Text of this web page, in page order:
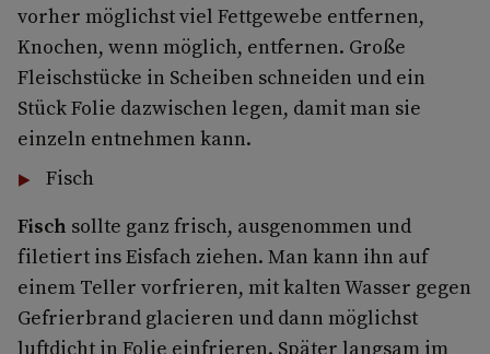
vorher möglichst viel Fettgewebe entfernen,
Knochen, wenn möglich, entfernen. Große
Fleischstücke in Scheiben schneiden und ein
Stück Folie dazwischen legen, damit man sie
einzeln entnehmen kann.
Fisch
Fisch sollte ganz frisch, ausgenommen und
filetiert ins Eisfach ziehen. Man kann ihn auf
einem Teller vorfrieren, mit kalten Wasser gegen
Gefrierbrand glacieren und dann möglichst
luftdicht in Folie einfrieren. Später langsam im